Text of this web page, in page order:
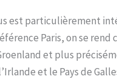
est particulièrement
Paris, on se
et plus
et le Pays de